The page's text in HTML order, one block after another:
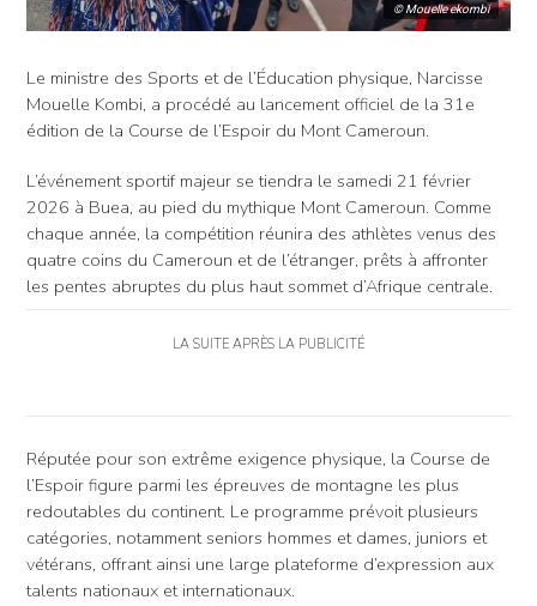
© Mouelle ekombi
Le ministre des Sports et de l’Éducation physique, Narcisse
Mouelle Kombi, a procédé au lancement officiel de la 31e
édition de la Course de l’Espoir du Mont Cameroun.
L’événement sportif majeur se tiendra le samedi 21 février
2026 à Buea, au pied du mythique Mont Cameroun. Comme
chaque année, la compétition réunira des athlètes venus des
quatre coins du Cameroun et de l’étranger, prêts à affronter
les pentes abruptes du plus haut sommet d’Afrique centrale.
LA SUITE APRÈS LA PUBLICITÉ
Réputée pour son extrême exigence physique, la Course de
l’Espoir figure parmi les épreuves de montagne les plus
redoutables du continent. Le programme prévoit plusieurs
catégories, notamment seniors hommes et dames, juniors et
vétérans, offrant ainsi une large plateforme d’expression aux
talents nationaux et internationaux.